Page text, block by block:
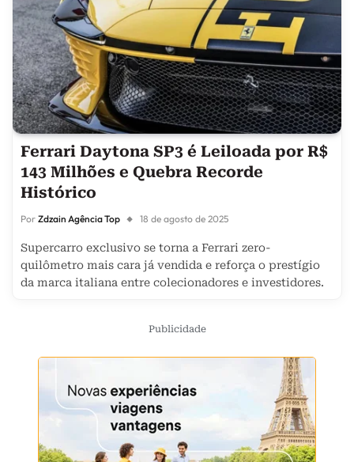
Ferrari Daytona SP3 é Leiloada por R$
143 Milhões e Quebra Recorde
Histórico
Por Zdzain Agência Top 18 de agosto de 2025
Supercarro exclusivo se torna a Ferrari zero-
quilômetro mais cara já vendida e reforça o prestígio
da marca italiana entre colecionadores e investidores.
Publicidade